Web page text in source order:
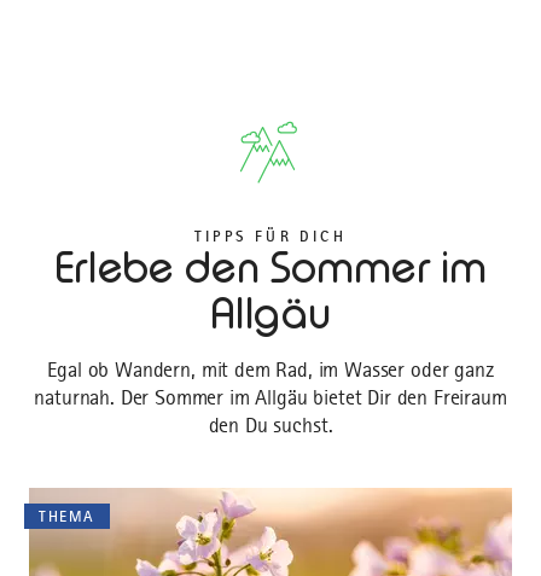
TIPPS FÜR DICH
Erlebe den Sommer im
Allgäu
Egal ob Wandern, mit dem Rad, im Wasser oder ganz
naturnah. Der Sommer im Allgäu bietet Dir den Freiraum
den Du suchst.
THEMA